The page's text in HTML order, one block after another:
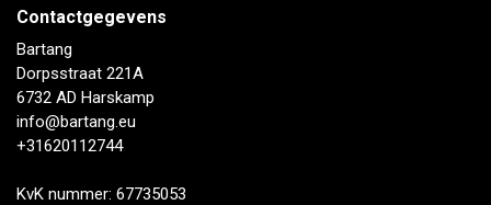
Contactgegevens
Bartang
Dorpsstraat 221A
6732 AD Harskamp
info@bartang.eu
+31620112744
KvK nummer: 67735053